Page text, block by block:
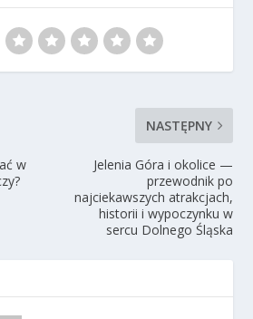
w
NASTĘPNY
Jelenia Góra i okolice —
przewodnik po
najciekawszych atrakcjach,
historii i wypoczynku w
sercu Dolnego Śląska